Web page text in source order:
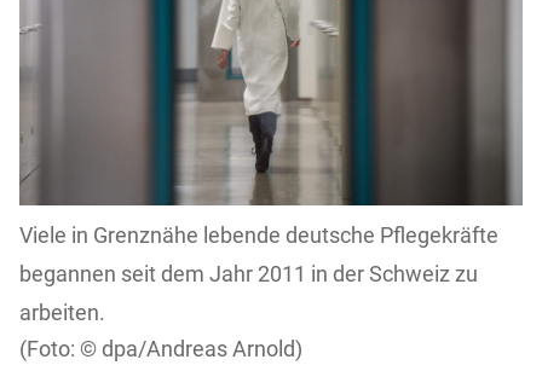
Viele in Grenznähe lebende deutsche Pflegekräfte
begannen seit dem Jahr 2011 in der Schweiz zu
arbeiten.
dpa/Andreas Arnold)